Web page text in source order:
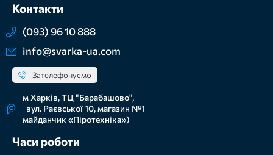
Контакти
(093) 96 10 888
info@svarka-ua.com
Зателефонуємо
м Харків, ТЦ "Барабашово",
вул. Раєвської 10, магазин №1
майданчик «Піротехніка»)
Часи роботи